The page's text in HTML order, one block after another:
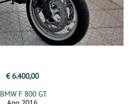
€ 6.400,00
BMW F 800 GT